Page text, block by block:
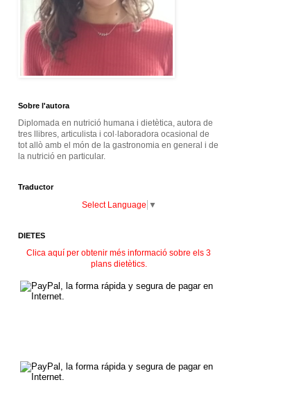
Sobre l'autora
Diplomada en nutrició humana i dietètica, autora de
tres llibres, articulista i col·laboradora ocasional de
tot allò amb el món de la gastronomia en general i de
la nutrició en particular.
Traductor
Select Language ▼
DIETES
Clica aquí per obtenir més informació sobre els 3
plans dietètics.